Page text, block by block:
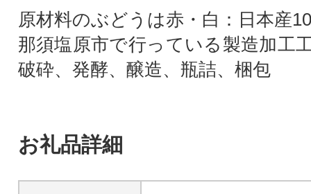
原材料のぶどうは赤・白：日本産
那須塩原市で行っている製造加工
破砕、発酵、醸造、瓶詰、梱包
お礼品詳細